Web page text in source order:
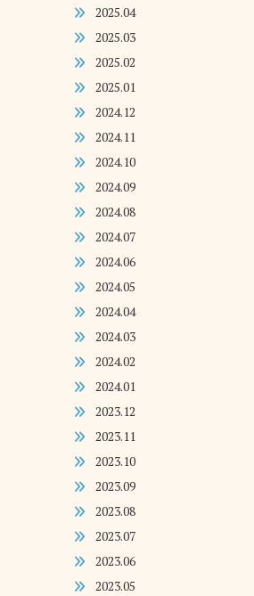
2025.04
2025.03
2025.02
2025.01
2024.12
2024.11
2024.10
2024.09
2024.08
2024.07
2024.06
2024.05
2024.04
2024.03
2024.02
2024.01
2023.12
2023.11
2023.10
2023.09
2023.08
2023.07
2023.06
2023.05